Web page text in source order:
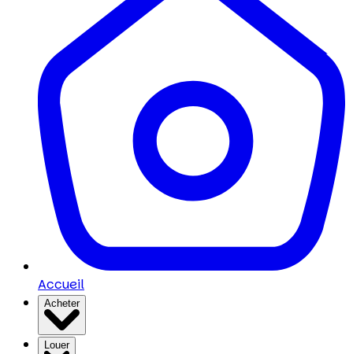
Accueil
Acheter
Louer